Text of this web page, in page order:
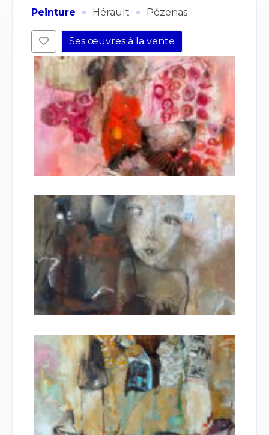
Peinture · Hérault · Pézenas
Ses œuvres à la vente